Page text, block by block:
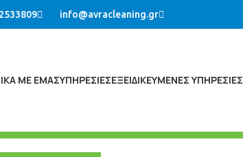
info@avracleaning.gr
ΜΕ ΕΜΑΣΥΠΗΡΕΣΙΕΣΕΞΕΙΔΙΚΕΥΜΈΝΕΣ ΥΠΗΡΕΣΊΕΣ